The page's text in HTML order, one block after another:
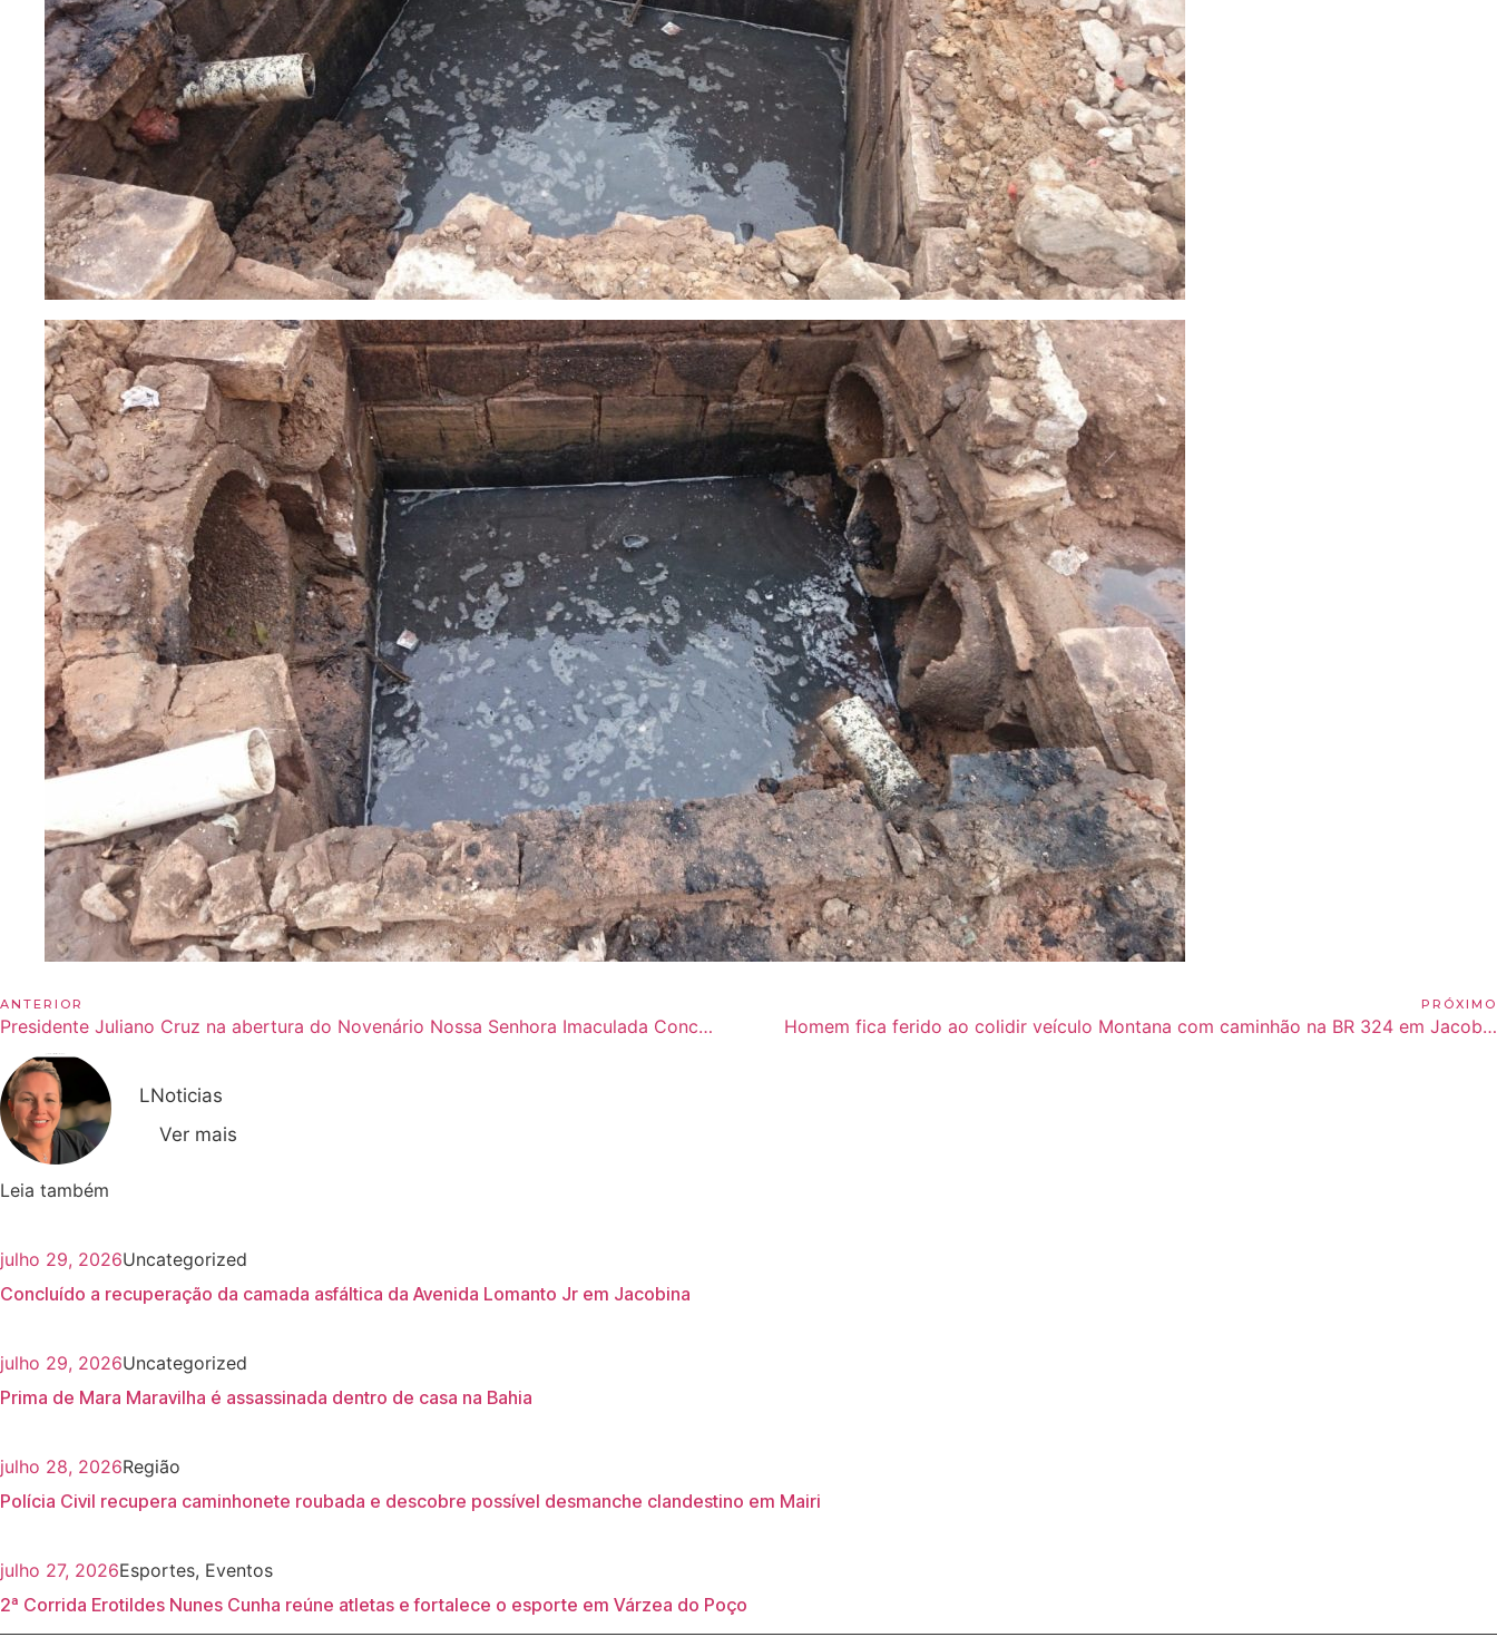
ANTERIOR
Presidente Juliano Cruz na abertura do Novenário Nossa Senhora Imaculada Conceição em Jacobina
PRÓXIMO
Homem fica ferido ao colidir veículo Montana com caminhão na BR 324 em Jacobina
LNoticias
Ver mais
Leia também
julho 29, 2026Uncategorized
Concluído a recuperação da camada asfáltica da Avenida Lomanto Jr em Jacobina
julho 29, 2026Uncategorized
Prima de Mara Maravilha é assassinada dentro de casa na Bahia
julho 28, 2026Região
Polícia Civil recupera caminhonete roubada e descobre possível desmanche clandestino em Mairi
julho 27, 2026Esportes, Eventos
2ª Corrida Erotildes Nunes Cunha reúne atletas e fortalece o esporte em Várzea do Poço